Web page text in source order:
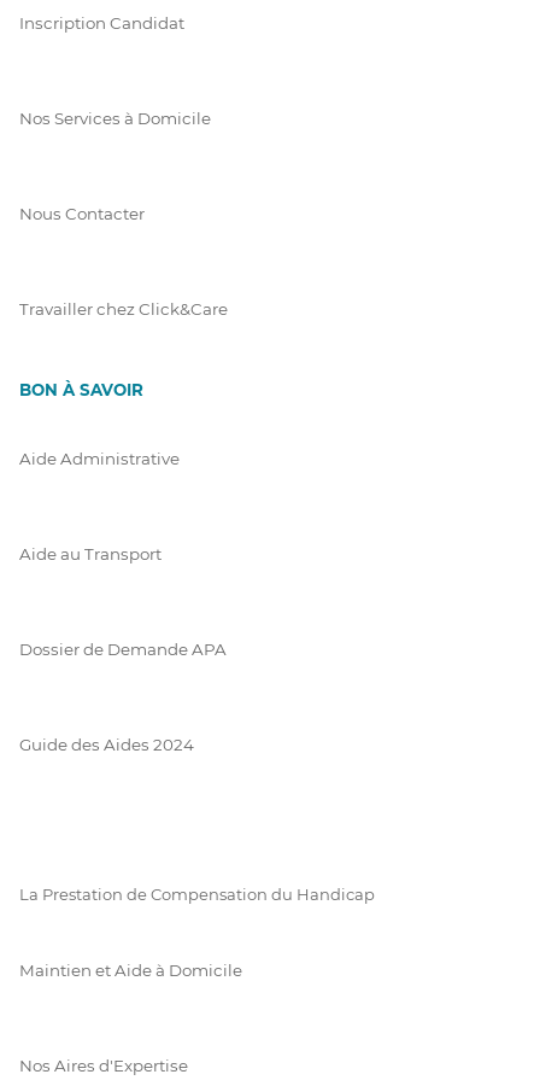
Inscription Candidat
Nos Services à Domicile
Nous Contacter
Travailler chez Click&Care
BON À SAVOIR
Aide Administrative
Aide au Transport
Dossier de Demande APA
Guide des Aides 2024
La Prestation de Compensation du Handicap
Maintien et Aide à Domicile
Nos Aires d'Expertise